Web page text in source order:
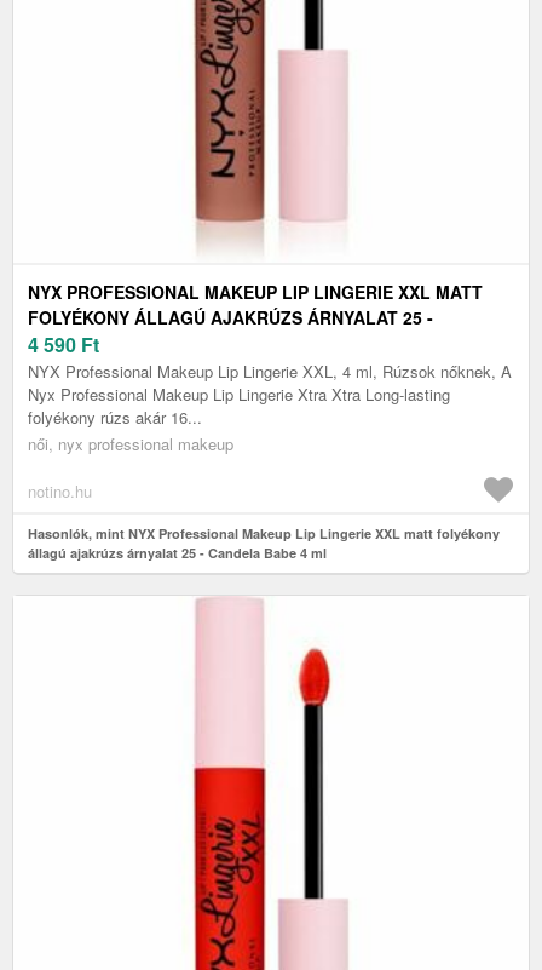
NYX PROFESSIONAL MAKEUP LIP LINGERIE XXL MATT
FOLYÉKONY ÁLLAGÚ AJAKRÚZS ÁRNYALAT 25 -
CANDELA BABE 4 ML
4 590 Ft
NYX Professional Makeup Lip Lingerie XXL, 4 ml, Rúzsok nőknek, A
Nyx Professional Makeup Lip Lingerie Xtra Xtra Long-lasting
folyékony rúzs akár 16...
női, nyx professional makeup
notino.hu
Hasonlók, mint NYX Professional Makeup Lip Lingerie XXL matt folyékony
állagú ajakrúzs árnyalat 25 - Candela Babe 4 ml